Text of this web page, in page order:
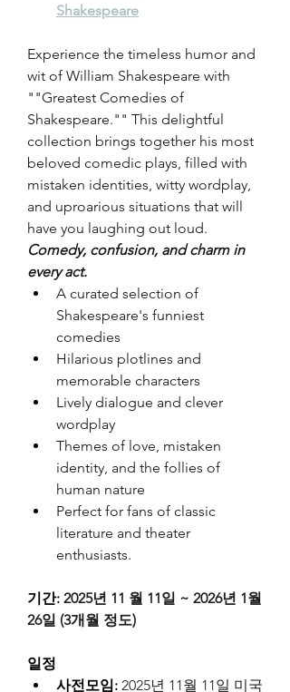
Shakespeare
Experience the timeless humor and
wit of William Shakespeare with
""Greatest Comedies of
Shakespeare."" This delightful
collection brings together his most
beloved comedic plays, filled with
mistaken identities, witty wordplay,
and uproarious situations that will
have you laughing out loud.
Comedy, confusion, and charm in
every act.
A curated selection of
Shakespeare's funniest
comedies
Hilarious plotlines and
memorable characters
Lively dialogue and clever
wordplay
Themes of love, mistaken
identity, and the follies of
human nature
Perfect for fans of classic
literature and theater
enthusiasts.
기간: 2025년 11 월 11일 ~ 2026년 1월
26일 (3개월 정도)
일정
사전모임: 2025년 11월 11일 미국